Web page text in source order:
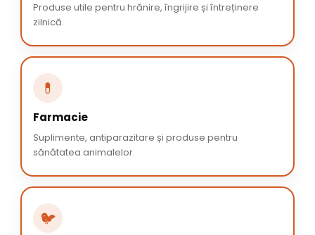
Produse utile pentru hrănire, îngrijire și întreținere
zilnică.
💊
Farmacie
Suplimente, antiparazitare și produse pentru
sănătatea animalelor.
🐦